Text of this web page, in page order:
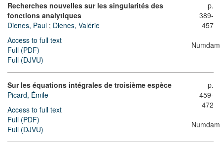
Recherches nouvelles sur les singularités des
fonctions analytiques
Dienes, Paul ; Dienes, Valérie
Access to full text
Full (PDF)
Full (DJVU)
p.
389-
457
Numdam
Sur les équations intégrales de troisième espèce
Picard, Émile
Access to full text
Full (PDF)
Full (DJVU)
p.
459-
472
Numdam